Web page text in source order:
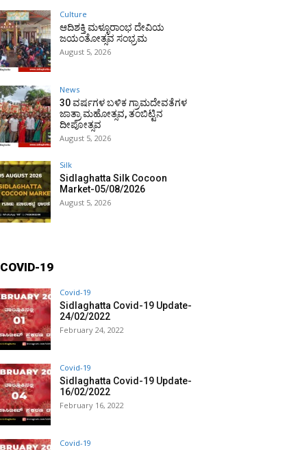
Culture
ಆದಿಶಕ್ತಿ ಮಳ್ಳೂರಾಂಭ ದೇವಿಯ
ಜಯಂತೋತ್ಸವ ಸಂಭ್ರಮ
August 5, 2026
News
30 ವರ್ಷಗಳ ಬಳಿಕ ಗ್ರಾಮದೇವತೆಗಳ
ಜಾತ್ರಾ ಮಹೋತ್ಸವ, ತಂಬಿಟ್ಟಿನ
ದೀಪೋತ್ಸವ
August 5, 2026
Silk
Sidlaghatta Silk Cocoon
Market-05/08/2026
August 5, 2026
COVID-19
Covid-19
Sidlaghatta Covid-19 Update-
24/02/2022
February 24, 2022
Covid-19
Sidlaghatta Covid-19 Update-
16/02/2022
February 16, 2022
Covid-19